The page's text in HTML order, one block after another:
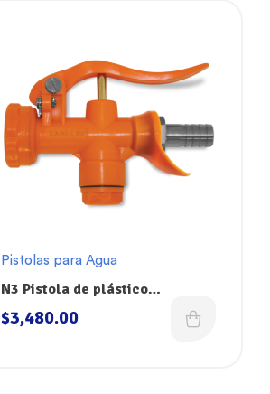
Pistolas para Agua
N3 Pistola de plástico
rociadora de agua SANI-LAV
$3,480.00